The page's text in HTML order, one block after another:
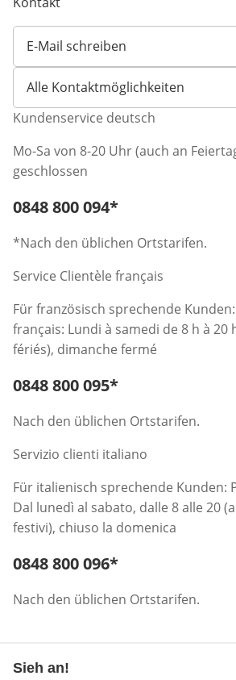
E-Mail schreiben
Öffnet E-Mail-Client
Alle Kontaktmöglichkeiten
Kundenservice deutsch
Mo-Sa von 8-20 Uhr (auch an
geschlossen
Telefonnummer:
0848 800 094*
*Nach den üblichen Ortstarifen.
Service Clientèle français
Für französisch sprechende
français: Lundi à samedi de 8 h à 20
fériés), dimanche fermé
Telefonnummer:
0848 800 095*
Nach den üblichen Ortstarifen.
Servizio clienti italiano
Für italienisch sprechende Kunden:
Dal lunedì al sabato, dalle 8 alle 20
festivi), chiuso la domenica
Telefonnummer:
0848 800 096*
Nach den üblichen Ortstarifen.
Sieh an!